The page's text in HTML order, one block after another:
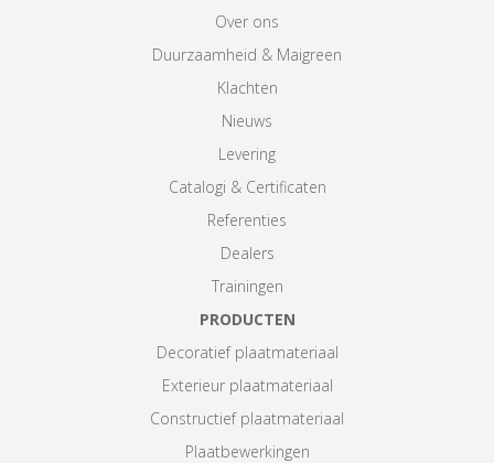
Over ons
Duurzaamheid & Maigreen
Klachten
Nieuws
Levering
Catalogi & Certificaten
Referenties
Dealers
Trainingen
PRODUCTEN
Decoratief plaatmateriaal
Exterieur plaatmateriaal
Constructief plaatmateriaal
Plaatbewerkingen